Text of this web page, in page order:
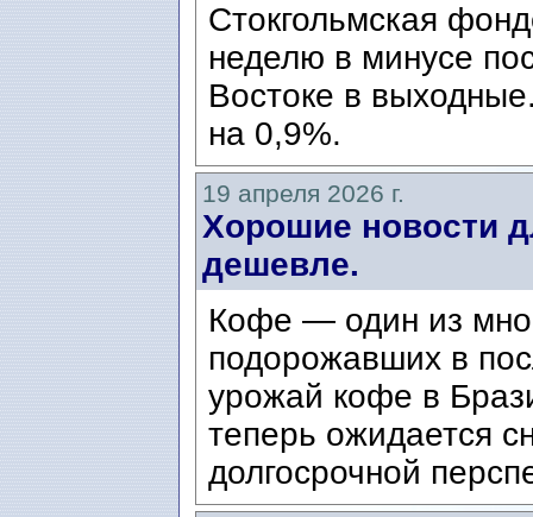
Стокгольмская
неделю в минусе
Востоке в
на 0,9%.
19 апреля 2026 г.
Хорошие новости
дешевле.
Кофе — один из
подорожавших в
урожай кофе в
теперь ожидается
долгосрочной